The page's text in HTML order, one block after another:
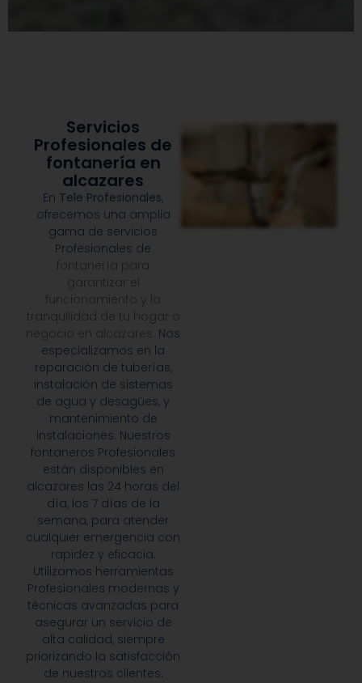
Servicios
Profesionales de
fontanería en
alcazares
En Tele Profesionales,
ofrecemos una amplia
gama de servicios
Profesionales de
fontanería para
garantizar el
funcionamiento y la
tranquilidad de tu hogar o
negocio en alcazares. Nos
especializamos en la
reparación de tuberías,
instalación de sistemas
de agua y desagües, y
mantenimiento de
instalaciones. Nuestros
fontaneros Profesionales
están disponibles en
alcazares las 24 horas del
día, los 7 días de la
semana, para atender
cualquier emergencia con
rapidez y eficacia.
Utilizamos herramientas
Profesionales modernas y
técnicas avanzadas para
asegurar un servicio de
alta calidad, siempre
priorizando la satisfacción
de nuestros clientes.